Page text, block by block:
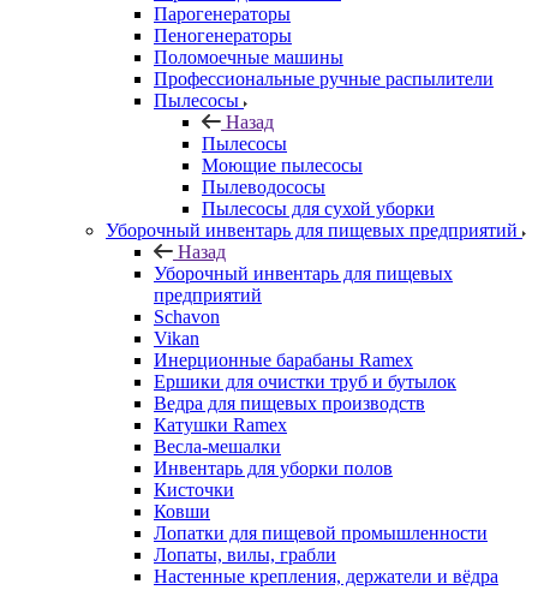
Парогенераторы
Пеногенераторы
Поломоечные машины
Профессиональные ручные распылители
Пылесосы
Назад
Пылесосы
Моющие пылесосы
Пылеводососы
Пылесосы для сухой уборки
Уборочный инвентарь для пищевых предприятий
Назад
Уборочный инвентарь для пищевых
предприятий
Schavon
Vikan
Инерционные барабаны Ramex
Ершики для очистки труб и бутылок
Ведра для пищевых производств
Катушки Ramex
Весла-мешалки
Инвентарь для уборки полов
Кисточки
Ковши
Лопатки для пищевой промышленности
Лопаты, вилы, грабли
Настенные крепления, держатели и вёдра